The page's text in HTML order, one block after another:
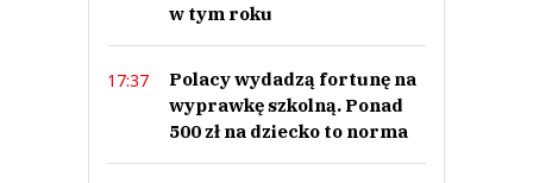
w tym roku
17:37
Polacy wydadzą fortunę na
wyprawkę szkolną. Ponad
500 zł na dziecko to norma